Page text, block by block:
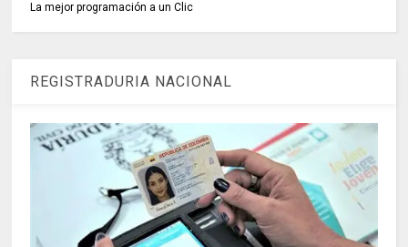
La mejor programación a un Clic
REGISTRADURIA NACIONAL